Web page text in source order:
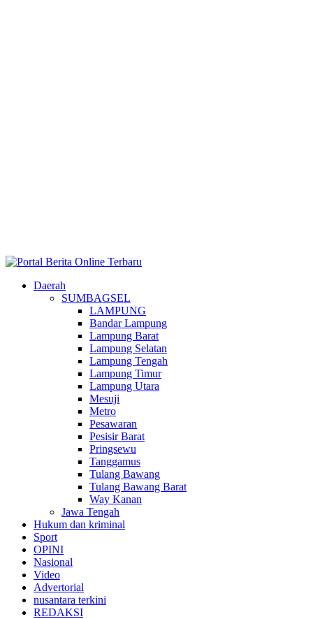
Daerah
SUMBAGSEL
LAMPUNG
Bandar Lampung
Lampung Barat
Lampung Selatan
Lampung Tengah
Lampung Timur
Lampung Utara
Mesuji
Metro
Pesawaran
Pesisir Barat
Pringsewu
Tanggamus
Tulang Bawang
Tulang Bawang Barat
Way Kanan
Jawa Tengah
Hukum dan kriminal
Sport
OPINI
Nasional
Video
Advertorial
nusantara terkini
REDAKSI